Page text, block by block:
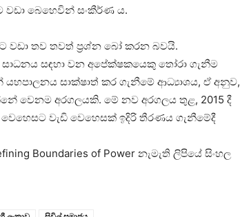
වඩා බෙහෙවින් සංකීර්ණ ය.
තව තවත් ප්‍රශ්න බෝ කරන බවයි.
සඳහා වන අපේක්ෂකයෙකු තෝරා ගැනීම
සාක්ෂාත් කර ගැනීමේ ආධ්‍යාශය, ඒ අනුව,
වෙනම අරගලයකි. මේ නව අරගලය තුළ, 2015 දී
වැඩි වෙහෙසක් ඉදිරි තීරණය ගැනීමේදී
Boundaries of Power නැමැති ලිපියේ සිංහල